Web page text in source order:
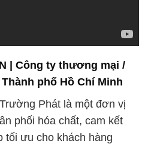
Phát là một đơn vị
phối hóa chất, cam kết
tối ưu cho khách hàng
thách thức cụ thể trong
nhìn và cam kết vững
đối tác đáng tin cậy trong